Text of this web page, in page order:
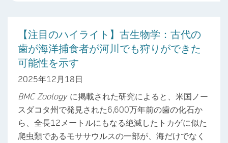
【注目のハイライト】古生物学：古代の
歯が海洋捕食者が河川でも狩りができた
可能性を示す
2025年12月18日
BMC Zoology に掲載された研究によると、米国ノー
スダコタ州で発見された6,600万年前の歯の化石か
ら、全長12メートルにもなる絶滅したトカゲに似た
爬虫類であるモササウルスの一部が、海だけでなく